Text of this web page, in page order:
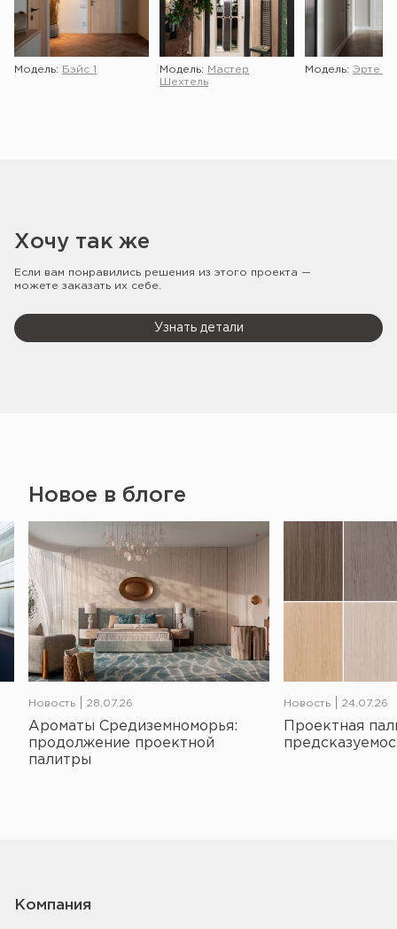
Модель: Бэйс 1 Модель:
Мастер
Шехтель
Модель: Эрте 2
Хочу так же
Если вам понравились решения из этого проекта —
можете заказать их себе.
Узнать детали
Новое в блоге
Новость 28.07.26
Ароматы Средиземноморья:
продолжение проектной
палитры
Новость 24.07.26
Проектная
Компания